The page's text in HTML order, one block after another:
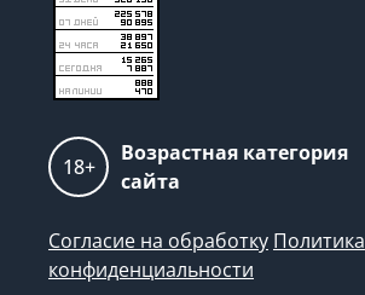
18+
Возрастная категория
сайта
Согласие на обработку Политика
конфиденциальности